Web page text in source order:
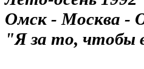
Омск - Москва -
"Я за то, чтобы